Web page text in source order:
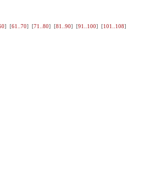
] [61..70] [71..80] [81..90] [91..100] [101..108]